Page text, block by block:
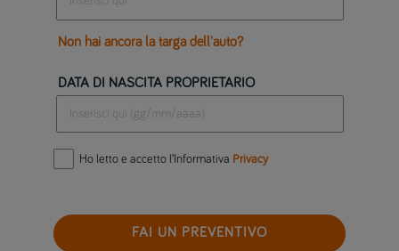
Non hai ancora la targa dell'auto?
DATA DI NASCITA PROPRIETARIO
Ho letto e accetto l’Informativa Privacy
FAI UN PREVENTIVO